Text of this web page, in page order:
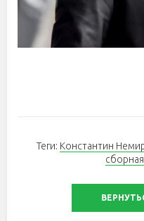
Теги: Константин